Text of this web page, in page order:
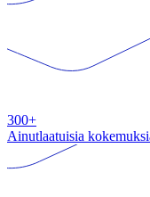
300+
Ainutlaatuisia